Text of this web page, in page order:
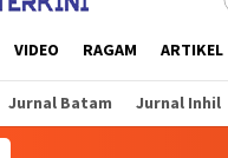
VIDEO RAGAM ARTIKEL
Jurnal Batam Jurnal Inhil